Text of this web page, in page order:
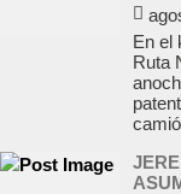
En el
Ruta